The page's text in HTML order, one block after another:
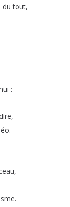
du tout,
:
dire,
.
,
.